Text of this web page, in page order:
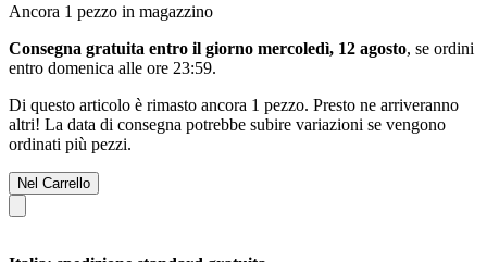
Ancora 1 pezzo in magazzino
Consegna gratuita entro il giorno mercoledì, 12 agosto, se ordini
entro domenica alle ore 23:59.
Di questo articolo è rimasto ancora 1 pezzo. Presto ne arriveranno
altri! La data di consegna potrebbe subire variazioni se vengono
ordinati più pezzi.
Nel Carrello